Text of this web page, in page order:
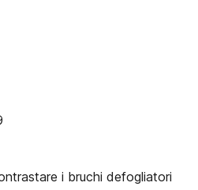
i bruchi defogliatori